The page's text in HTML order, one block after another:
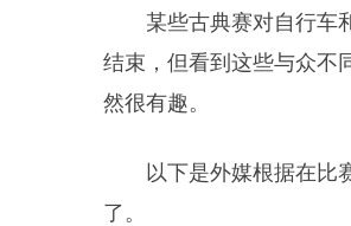
某些古典赛对自行车
结束，但看到这些与众不
然很有趣。
以下是外媒根据在比
了。